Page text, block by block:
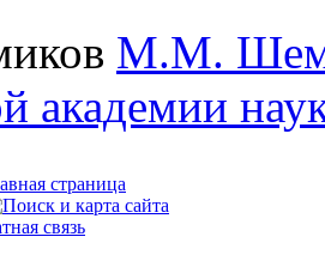
М.М.
академии